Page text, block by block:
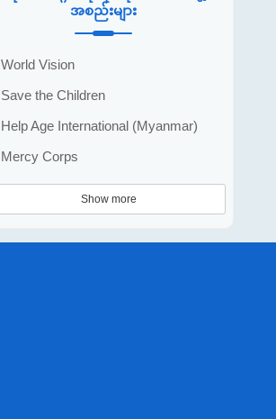
အစည်းများ
World Vision
Save the Children
Help Age International (Myanmar)
Mercy Corps
Show more